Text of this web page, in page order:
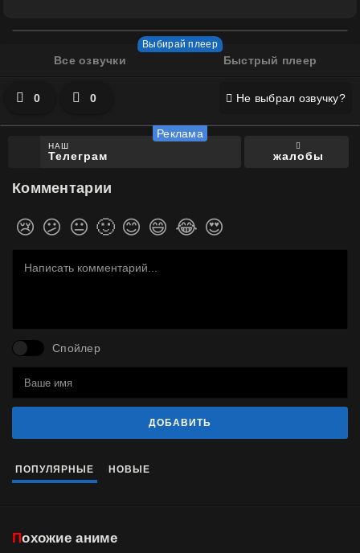
Все озвучки Быстрый плеер
0 0 Не выбрал озвучку?
НАШ
Телеграм жалобы
Комментарии
😢 😕 😐 🙂 😊 😄 😂 😍
Спойлер
ДОБАВИТЬ
ПОПУЛЯРНЫЕ НОВЫЕ
Похожие аниме